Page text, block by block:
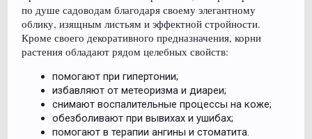
по душе садоводам благодаря своему элегантному
облику, изящным листьям и эффектной стройности.
Кроме своего декоративного предназначения, корни
растения обладают рядом целебных свойств:
помогают при гипертонии;
избавляют от метеоризма и диареи;
снимают воспалительные процессы на коже;
обезболивают при вывихах и ушибах;
помогают в терапии ангины и стоматита.